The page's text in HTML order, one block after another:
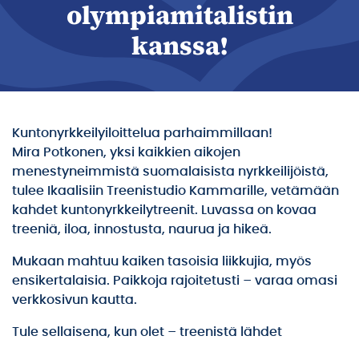
olympiamitalistin
kanssa!
Kuntonyrkkeilyiloittelua parhaimmillaan!
Mira Potkonen, yksi kaikkien aikojen
menestyneimmistä suomalaisista nyrkkeilijöistä,
tulee Ikaalisiin Treenistudio Kammarille, vetämään
kahdet kuntonyrkkeilytreenit. Luvassa on kovaa
treeniä, iloa, innostusta, naurua ja hikeä.
Mukaan mahtuu kaiken tasoisia liikkujia, myös
ensikertalaisia. Paikkoja rajoitetusti – varaa omasi
verkkosivun kautta.
Tule sellaisena, kun olet – treenistä lähdet